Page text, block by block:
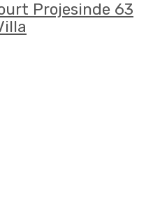
Projesinde 63